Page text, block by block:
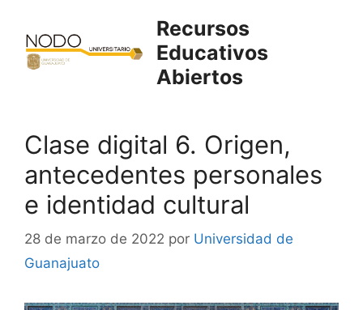
contenido
Recursos
Educativos
Abiertos
Clase digital 6. Origen,
antecedentes personales
e identidad cultural
28 de marzo de 2022 por Universidad de
Guanajuato